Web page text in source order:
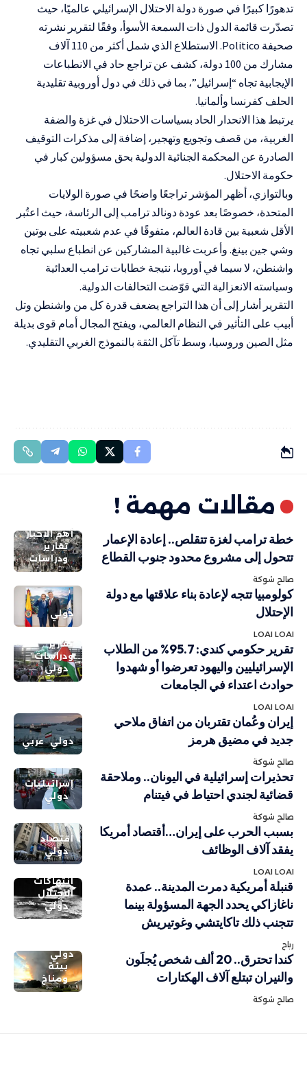
تدهورًا كبيرًا في صورة دولة الاحتلال الإسرائيلي عالميًا، حيث
تصدّرت قائمة الدول ذات السمعة الأسوأ، وفقًا لتقرير نشرته
صحيفة Politico. الاستطلاع الذي شمل أكثر من 110 آلاف
مشارك من 100 دولة، كشف عن تراجع حاد في الانطباعات
الإيجابية تجاه “إسرائيل”، بما في ذلك في دول أوروبية تقليدية
الحلف كفرنسا وألمانيا.
يرتبط هذا الانحدار الحاد بسياسات الاحتلال في غزة والضفة
الغربية، من قصف وتجويع وتهجير، إضافة إلى مذكرات التوقيف
الصادرة عن المحكمة الجنائية الدولية بحق مسؤولين كبار في
حكومة الاحتلال.
وبالتوازي، أظهر المؤشر تراجعًا واضحًا في صورة الولايات
المتحدة، خصوصًا بعد عودة دونالد ترامب إلى الرئاسة، حيث اعتُبر
الأقل شعبية بين قادة العالم، متفوقًا في عدم شعبيته على بوتين
وشي جين بينغ. وأعربت غالبية المشاركين عن انطباع سلبي تجاه
واشنطن، لا سيما في أوروبا، نتيجة خطابات ترامب العدائية
وسياسته الانعزالية التي قوّضت التحالفات الدولية.
التقرير أشار إلى أن هذا التراجع يضعف قدرة كل من واشنطن وتل
أبيب على التأثير في النظام العالمي، ويفتح المجال أمام قوى بديلة
مثل الصين وروسيا، وسط تآكل الثقة بالنموذج الغربي التقليدي.
مقالات مهمة !
أهم الاخبار
تقارير
ودراسات
خطة ترامب لغزة تتقلص.. إعادة الإعمار
تتحول إلى مشروع محدود جنوب القطاع
صالح شوكة
دولي
كولومبيا تتجه لإعادة بناء علاقتها مع دولة
الإحتلال
LOAI LOAI
تقارير
ودراسات
دولي
تقرير حكومي كندي: 95.7% من الطلاب
الإسرائيليين واليهود تعرضوا أو شهدوا
حوادث اعتداء في الجامعات
LOAI LOAI
دولي عربي
إيران وعُمان تقتربان من اتفاق ملاحي
جديد في مضيق هرمز
صالح شوكة
إسرائيليات
دولي
تحذيرات إسرائيلية في اليونان.. وملاحقة
قضائية لجندي احتياط في فيتنام
صالح شوكة
اقتصاد
دولي
بسبب الحرب على إيران…أقتصاد أمريكا
يفقد آلاف الوظائف
LOAI LOAI
انتهاكات
الاحتلال
دولي
قنبلة أمريكية دمرت المدينة.. عمدة
ناغازاكي يحدد الجهة المسؤولة بينما
تتجنب ذلك تاكايتشي وغوتيريش
رباح
دولي
بيئة
ومناخ
كندا تحترق.. 20 ألف شخص يُجلَون
والنيران تبتلع آلاف الهكتارات
صالح شوكة